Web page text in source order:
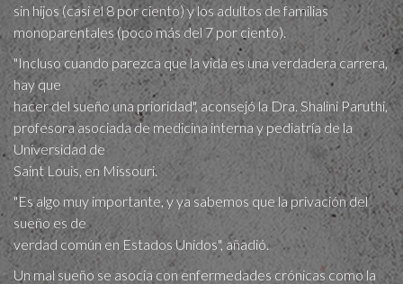
sin hijos (casi el 8 por ciento) y los adultos de familias
monoparentales (poco más del 7 por ciento).
"Incluso cuando parezca que la vida es una verdadera carrera,
hay que
hacer del sueño una prioridad", aconsejó la Dra. Shalini Paruthi,
profesora asociada de medicina interna y pediatría de la
Universidad de
Saint Louis, en Missouri.
"Es algo muy importante, y ya sabemos que la privación del
sueño es de
verdad común en Estados Unidos", añadió.
Un mal sueño se asocia con enfermedades crónicas como la